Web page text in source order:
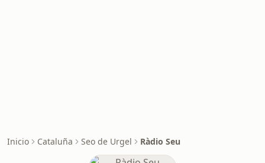
Inicio Cataluña Seo de Urgel Ràdio Seu